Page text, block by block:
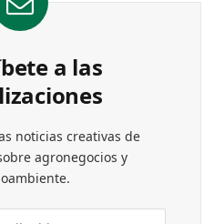
a las
noticias creativas de
agronegocios y